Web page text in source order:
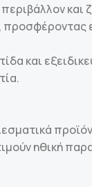
και
και
ηθική